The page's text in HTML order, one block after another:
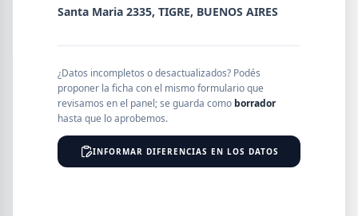
SEGMENTO
Santa Maria 2335, TIGRE, BUENOS AIRES
¿Datos incompletos o desactualizados? Podés
proponer la ficha con el mismo formulario que
revisamos en el panel; se guarda como borrador
hasta que lo aprobemos.
INFORMAR DIFERENCIAS EN LOS DATOS